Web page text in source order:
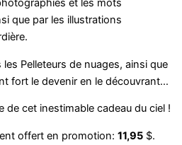
et les mots
que par les illustrations
Pelleteurs de nuages, ainsi que
fort le devenir en le découvrant…
de cet inestimable cadeau du ciel !
offert en promotion: 11,95 $.